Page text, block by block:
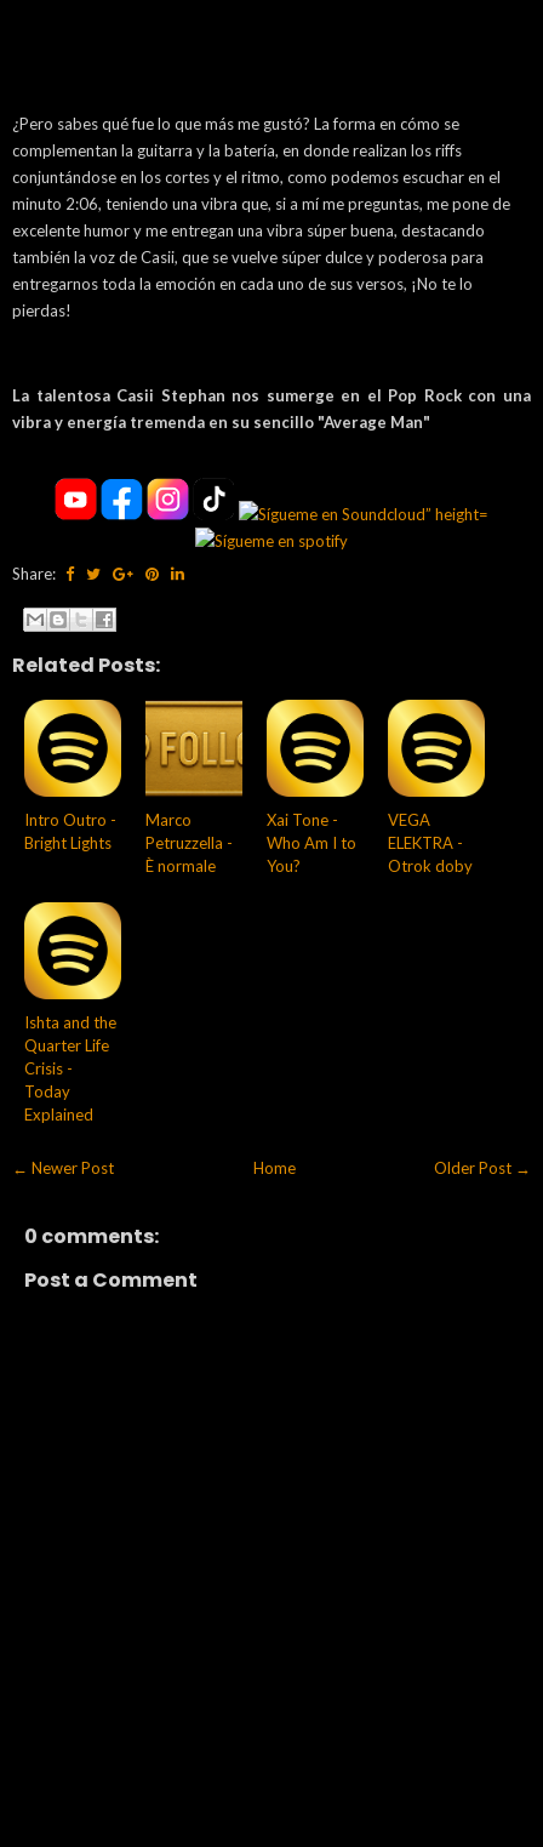
¿Pero sabes qué fue lo que más me gustó? La forma en cómo se
complementan la guitarra y la batería, en donde realizan los riffs
conjuntándose en los cortes y el ritmo, como podemos escuchar en el
minuto 2:06, teniendo una vibra que, si a mí me preguntas, me pone de
excelente humor y me entregan una vibra súper buena, destacando
también la voz de Casii, que se vuelve súper dulce y poderosa para
entregarnos toda la emoción en cada uno de sus versos, ¡No te lo
pierdas!
La talentosa Casii Stephan nos sumerge en el Pop Rock con una
vibra y energía tremenda en su sencillo "Average Man"
Share:
Related Posts:
Intro Outro -
Bright Lights
Marco
Petruzzella -
È normale
Xai Tone -
Who Am I to
You?
VEGA
ELEKTRA -
Otrok doby
Ishta and the
Quarter Life
Crisis -
Today
Explained
← Newer Post Older Post →
Home
0 comments:
Post a Comment